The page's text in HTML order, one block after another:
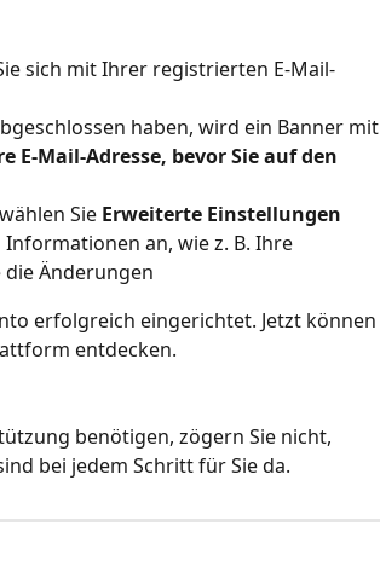
sich mit Ihrer registrierten E-Mail-
haben, wird ein Banner mit
E-Mail-Adresse, bevor Sie auf den
Sie Erweiterte Einstellungen
an, wie z. B. Ihre
Änderungen
erfolgreich eingerichtet. Jetzt können
entdecken.
benötigen, zögern Sie nicht,
bei jedem Schritt für Sie da.